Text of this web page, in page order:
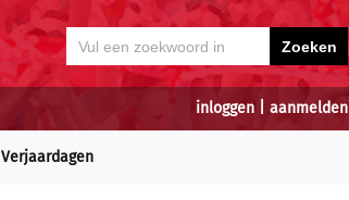
inloggen aanmelden
Verjaardagen